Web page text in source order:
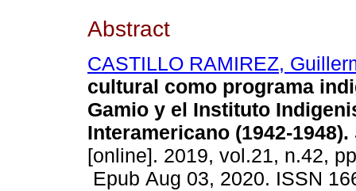
Abstract
CASTILLO RAMIREZ,
cultural como programa
Gamio y el Instituto
Interamericano (1942-1948).
[online]. 2019, vol.21, n.42,
Epub Aug 03, 2020. ISSN